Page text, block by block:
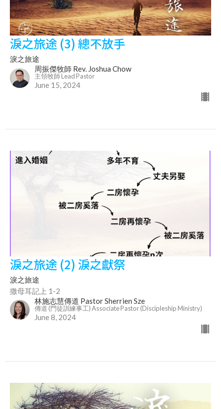
淚之旅途 (3) 總不放手
淚之旅途
周振傑牧師 Rev. Joshua Chow
主領牧師 Lead Pastor
June 15, 2024
淚之旅途 (2) 淚之獻祭
淚之旅途
撒母耳記上 1-2
林施志慧傳道 Pastor Sherrien Sze
傳道 (門徒訓練事工) Associate Pastor (Discipleship Ministry)
June 8, 2024